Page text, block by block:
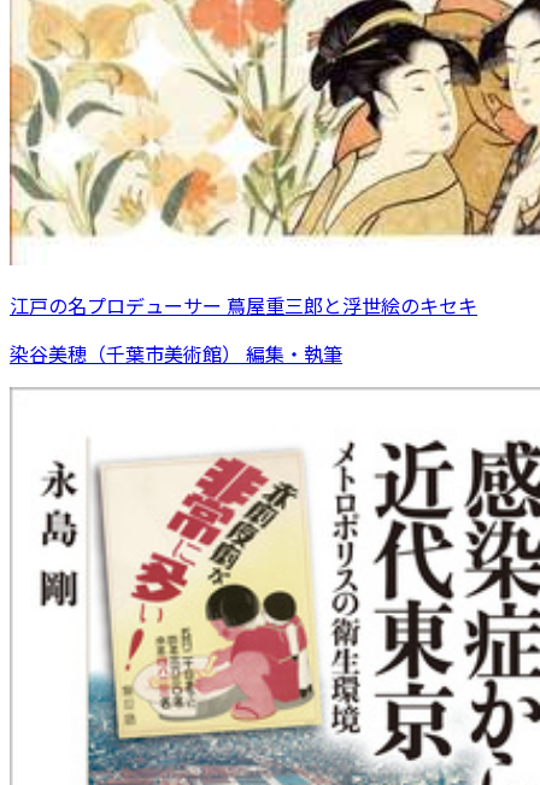
江戸の名プロデューサー 蔦屋重三郎と浮世絵のキセキ
染谷美穂（千葉市美術館） 編集・執筆